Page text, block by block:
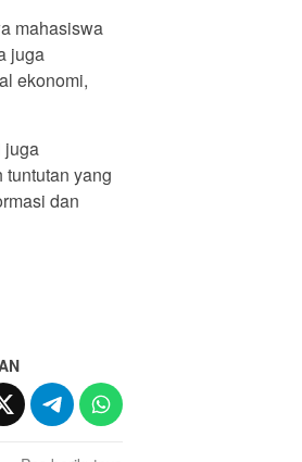
mahasiswa
juga
ekonomi,
juga
yang
dan